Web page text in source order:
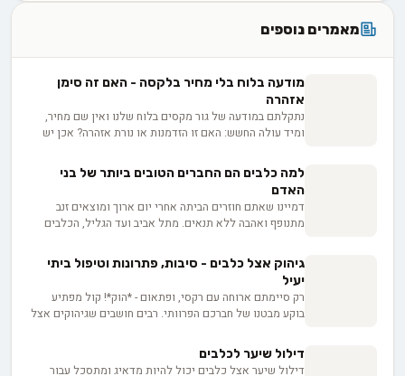
מאמרים נוספים
מודעה בלוח בלי מחיר בלקסה - האם זה סימן
אזהרה
נתקלתם במודעה של גור מקסים בלוח שלנו ואין שם מחיר,
ומיד עולה החשש: האם זו הזדמנות או נורת אזהרה? אכן יש
הבית לכלב, בין אם למכירה ובין אם לאימוץ, ועד למחיר
שמשתנה בין גורים באותה מלטה. בפועל השאלה היא לא רק
כמה זה עולה, אלא כמה שקיפות המפרסם מוכן להציע
כשמבקשים ממנו פרטים.
למה כלבים הם החברים הטובים ביותר של בני
האדם
דמיינו שאתם חוזרים הביתה אחרי יום ארוך ומוצאים זנב
מתנופף ואהבה ללא תנאים. מתל אביב ועד הגליל, הכלבים
שצאצאי זאבים פראיים הפכו לחברים הנאמנים שלנו? ומה
מגלה המדע על הכוח של הקשר הזה לחזק את בריאותנו
הנפשית?
גיהוק אצל כלבים - סיבות, פתרונות וטיפול ביתי
יעיל
רק סיימתם ארוחה עם רקסי, ופתאום - *הוק*! קול מפתיע
בוקע מבטנו של חברכם הפרוותי. רבים חושבים שגיהוקים אצל
עשויים להעיד על דברים חשובים בבריאותו. בואו נגלה יחד את
הסודות שמסתתרים מאחורי הקונצרט הבטני הזה.
דילול שיער לכלבים
דילול שיער אצל כלבים יכול להיות מדאיג ומתסכל עבור